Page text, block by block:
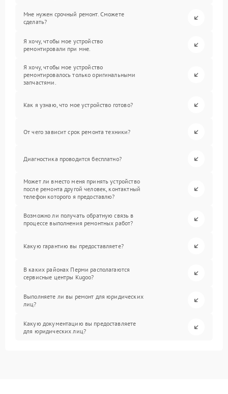
Мне нужен срочный ремонт. Сможете
сделать?
Я хочу, чтобы мое устройство
ремонтировали при мне.
Я хочу, чтобы мое устройство
ремонтировалось только оригинальными
запчастями.
Как я узнаю, что мое устройство готово?
От чего зависит срок ремонта техники?
Диагностика проводится бесплатно?
Может ли вместо меня принять устройство
после ремонта другой человек, контактный
телефон которого я предоставлю?
Возможно ли получать обратную связь в
процессе выполнения ремонтных работ?
Какую гарантию вы предоставляете?
В каких районах Перми располагаются
сервисные центры Kugoo?
Выполняете ли вы ремонт для юридических
лиц?
Какую документацию вы предоставляете
для юридических лиц?